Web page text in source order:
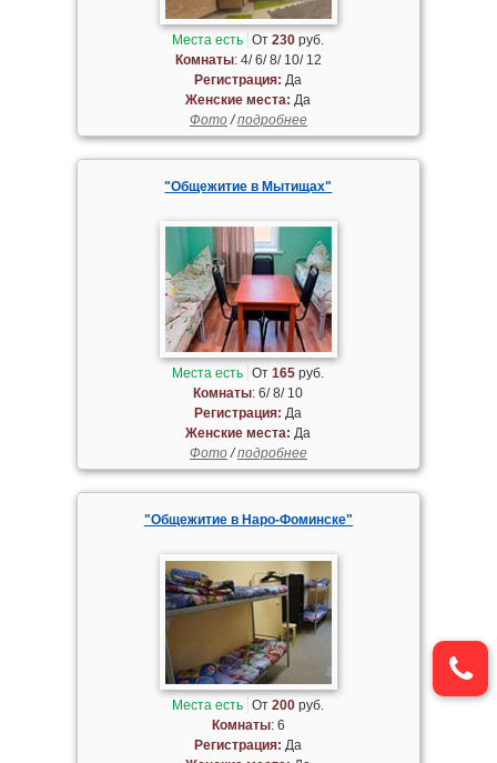
Места есть От230 руб.
Комнаты: 4/ 6/ 8/ 10/ 12
Регистрация: Да
Женские места: Да
Фото/подробнее
"Общежитие в Мытищах"
Места есть От165 руб.
Комнаты: 6/ 8/ 10
Регистрация: Да
Женские места: Да
Фото/подробнее
"Общежитие в Наро-Фоминске"
Места есть От200 руб.
Комнаты: 6
Регистрация: Да